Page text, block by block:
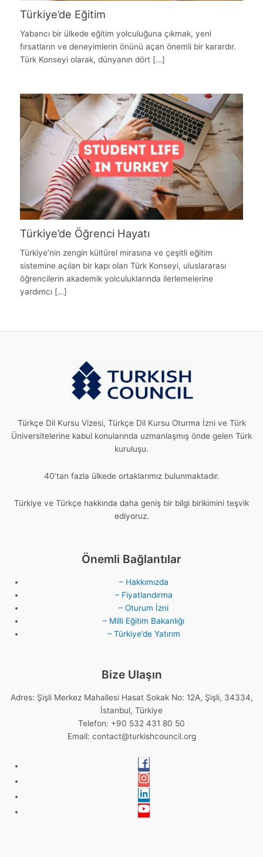
Türkiye’de Eğitim
Yabancı bir ülkede eğitim yolculuğuna çıkmak, yeni
fırsatların ve deneyimlerin önünü açan önemli bir karardır.
Türk Konseyi olarak, dünyanın dört […]
Türkiye’de Öğrenci Hayatı
Türkiye’nin zengin kültürel mirasına ve çeşitli eğitim
sistemine açılan bir kapı olan Türk Konseyi, uluslararası
öğrencilerin akademik yolculuklarında ilerlemelerine
yardımcı […]
Türkçe Dil Kursu Vizesi, Türkçe Dil Kursu Oturma İzni ve Türk
Üniversitelerine kabul konularında uzmanlaşmış önde gelen Türk
kuruluşu.
40’tan fazla ülkede ortaklarımız bulunmaktadır.
Türkiye ve Türkçe hakkında daha geniş bir bilgi birikimini teşvik
ediyoruz.
Önemli Bağlantılar
– Hakkımızda
– Fiyatlandırma
– Oturum İzni
– Milli Eğitim Bakanlığı
– Türkiye’de Yatırım
Bize Ulaşın
Adres: Şişli Merkez Mahallesi Hasat Sokak No: 12A, Şişli, 34334,
İstanbul, Türkiye
Telefon: +90 532 431 80 50
Email: contact@turkishcouncil.org